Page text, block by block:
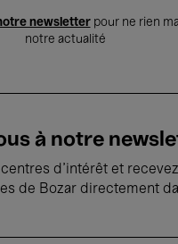
newsletterpour ne rien
notre actualité
à notre
d'intérêt et
de Bozar directement